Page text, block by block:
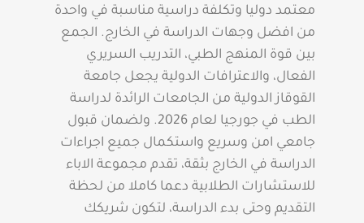
معتمد دوليا وتكلفة دراسية مناسبة في واحدة
من افضل وجهات الدراسة في الخارج. الجمع
بين قوة المنهج الطبي، التدريب السريري
الفعال، والاعترافات الدولية يجعل جامعة
القوقاز الدولية من الجامعات الرائدة لدراسة
الطب في جورجيا لعام 2026. ولضمان قبول
جامعي امن وسريع واستكمال جميع اجراءات
الدراسة في الخارج بثقة، تقدم مجموعة الاباء
للاستشارات الطلابية دعما كاملا من لحظة
التقديم وحتى بدء الدراسة، لتكون شريكك